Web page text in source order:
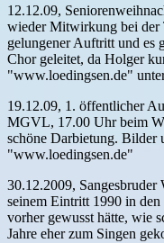
12.12.09,
wieder Mitwirkung bei der
gelungener Auftritt und es
Chor geleitet, da Holger
"www.loedingsen.de"
19.12.09, 1. öffentlicher
MGVL, 17.00 Uhr beim
schöne Darbietung. Bilder
"www.loedingsen.de"
30.12.2009,
seinem Eintritt 1990 in
vorher gewusst hätte, wie
Jahre eher zum Singen